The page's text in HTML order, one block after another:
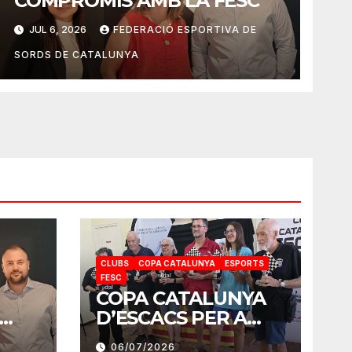
JUL 6, 2026 FEDERACIÓ ESPORTIVA DE
SORDS DE CATALUNYA
CLUBS COPA CATALUNYA
ESPORTS
FESC
COPA CATALUNYA
D’ESCACS PER A
SORDS 2026
06/07/2026